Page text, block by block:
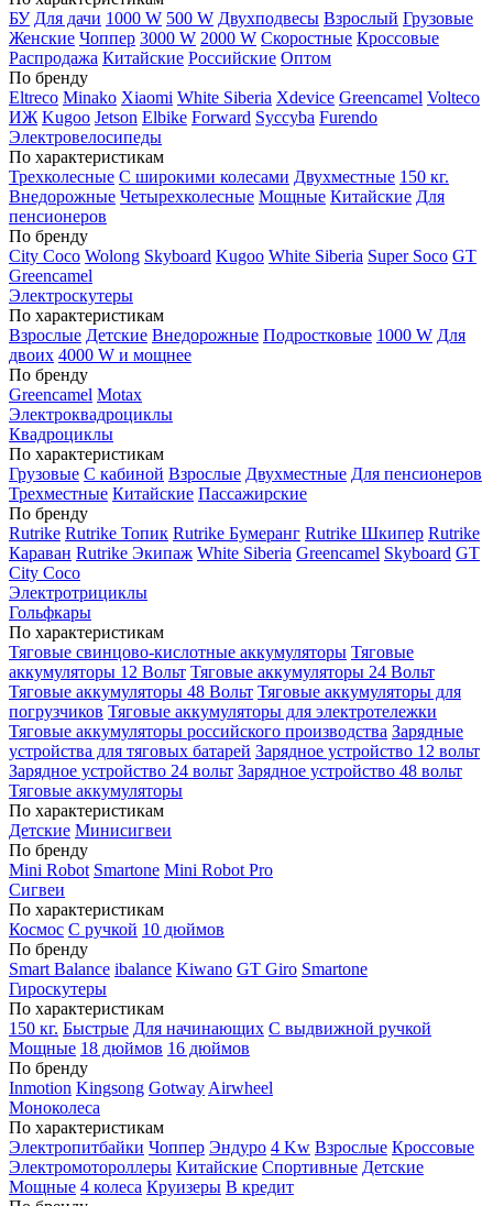
БУ Для дачи 1000 W 500 W Двухподвесы Взрослый Грузовые
Женские Чоппер 3000 W 2000 W Скоростные Кроссовые
Распродажа Китайские Российские Оптом
По бренду
Eltreco Minako Xiaomi White Siberia Xdevice Greencamel Volteco
ИЖ Kugoo Jetson Elbike Forward Syccyba Furendo
Электровелосипеды
По характеристикам
Трехколесные С широкими колесами Двухместные 150 кг.
Внедорожные Четырехколесные Мощные Китайские Для
пенсионеров
По бренду
City Coco Wolong Skyboard Kugoo White Siberia Super Soco GT
Greencamel
Электроскутеры
По характеристикам
Взрослые Детские Внедорожные Подростковые 1000 W Для
двоих 4000 W и мощнее
По бренду
Greencamel Motax
Электроквадроциклы
Квадроциклы
По характеристикам
Грузовые С кабиной Взрослые Двухместные Для пенсионеров
Трехместные Китайские Пассажирские
По бренду
Rutrike Rutrike Топик Rutrike Бумеранг Rutrike Шкипер Rutrike
Караван Rutrike Экипаж White Siberia Greencamel Skyboard GT
City Coco
Электротрициклы
Гольфкары
По характеристикам
Тяговые свинцово-кислотные аккумуляторы Тяговые
аккумуляторы 12 Вольт Тяговые аккумуляторы 24 Вольт
Тяговые аккумуляторы 48 Вольт Тяговые аккумуляторы для
погрузчиков Тяговые аккумуляторы для электротележки
Тяговые аккумуляторы российского производства Зарядные
устройства для тяговых батарей Зарядное устройство 12 вольт
Зарядное устройство 24 вольт Зарядное устройство 48 вольт
Тяговые аккумуляторы
По характеристикам
Детские Минисигвеи
По бренду
Mini Robot Smartone Mini Robot Pro
Сигвеи
По характеристикам
Космос С ручкой 10 дюймов
По бренду
Smart Balance ibalance Kiwano GT Giro Smartone
Гироскутеры
По характеристикам
150 кг. Быстрые Для начинающих С выдвижной ручкой
Мощные 18 дюймов 16 дюймов
По бренду
Inmotion Kingsong Gotway Airwheel
Моноколеса
По характеристикам
Электропитбайки Чоппер Эндуро 4 Kw Взрослые Кроссовые
Электромотороллеры Китайские Спортивные Детские
Мощные 4 колеса Круизеры В кредит